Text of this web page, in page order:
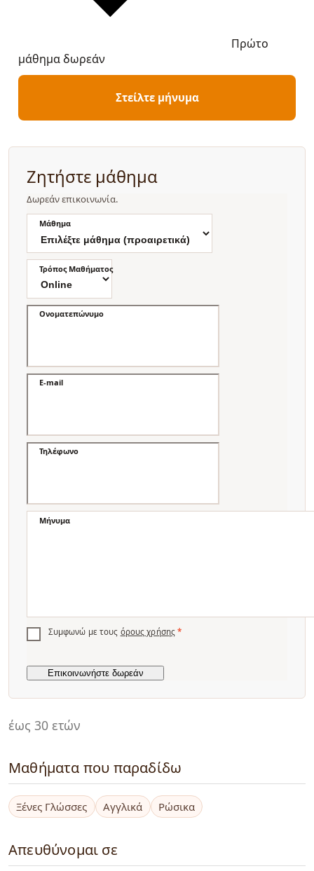
έως 30 ετών
Μαθήματα που παραδίδω
Ξένες Γλώσσες Αγγλικά Ρώσικα
Απευθύνομαι σε
Πρώτο
μάθημα δωρεάν
Στείλτε μήνυμα
Ζητήστε μάθημα
Δωρεάν επικοινωνία.
Μάθημα
Τρόπος Μαθήματος
Ονοματεπώνυμο
E-mail
Τηλέφωνο
Μήνυμα
Συμφωνώ με τους όρους χρήσης *